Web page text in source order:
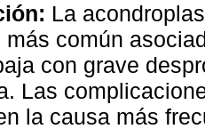
La
más común
con grave
Las
la causa más